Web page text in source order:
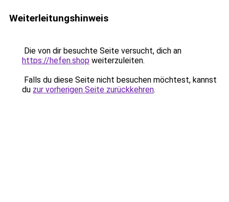
Weiterleitungshinweis
Die von dir besuchte Seite versucht, dich an
https://hefen.shop weiterzuleiten.
Falls du diese Seite nicht besuchen möchtest, kannst
du zur vorherigen Seite zurückkehren.